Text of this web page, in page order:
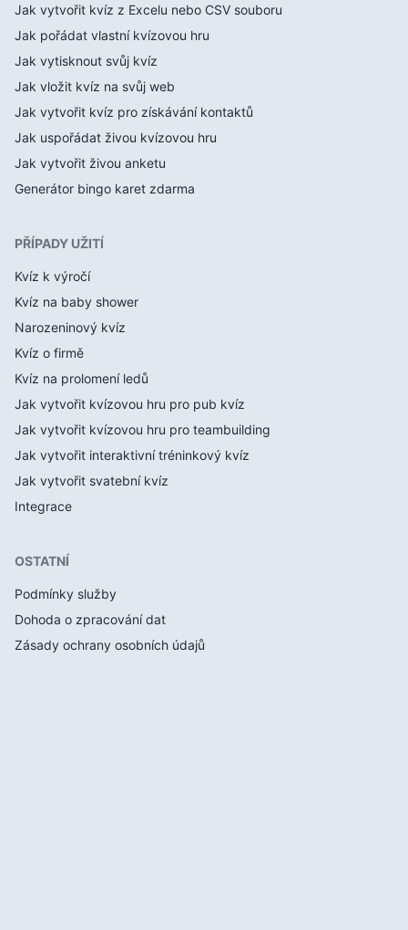
Jak vytvořit kvíz z Excelu nebo CSV souboru
Jak pořádat vlastní kvízovou hru
Jak vytisknout svůj kvíz
Jak vložit kvíz na svůj web
Jak vytvořit kvíz pro získávání kontaktů
Jak uspořádat živou kvízovou hru
Jak vytvořit živou anketu
Generátor bingo karet zdarma
PŘÍPADY UŽITÍ
Kvíz k výročí
Kvíz na baby shower
Narozeninový kvíz
Kvíz o firmě
Kvíz na prolomení ledů
Jak vytvořit kvízovou hru pro pub kvíz
Jak vytvořit kvízovou hru pro teambuilding
Jak vytvořit interaktivní tréninkový kvíz
Jak vytvořit svatební kvíz
Integrace
OSTATNÍ
Podmínky služby
Dohoda o zpracování dat
Zásady ochrany osobních údajů